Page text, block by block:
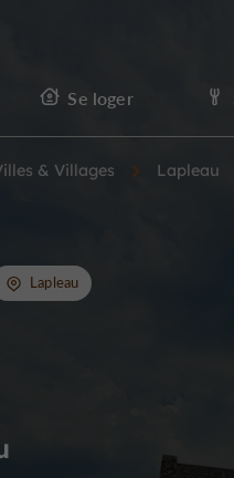
Se loger
& Villages Lapleau
Lapleau